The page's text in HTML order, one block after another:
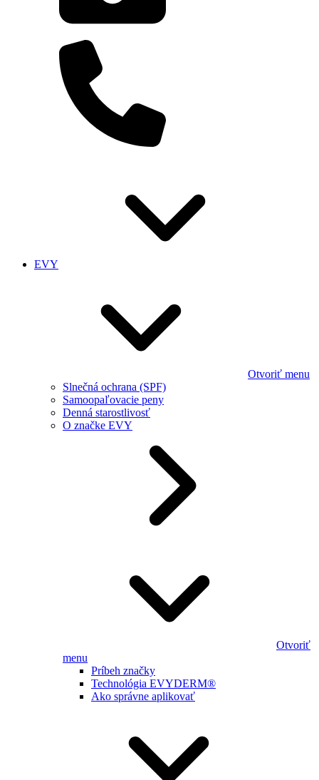
EVY
Otvoriť menu
Slnečná ochrana (SPF)
Samoopaľovacie peny
Denná starostlivosť
O značke EVY
Otvoriť
menu
Príbeh značky
Technológia EVYDERM®
Ako správne aplikovať